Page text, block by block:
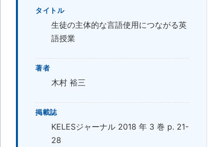
タイトル
生徒の主体的な言語使用につながる英
語授業
著者
木村 裕三
掲載誌
KELESジャーナル 2018 年 3 巻 p. 21-
28